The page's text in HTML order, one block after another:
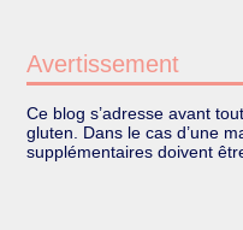
Avertissement
Ce blog s’adresse avant
gluten. Dans le cas d’une
supplémentaires doivent